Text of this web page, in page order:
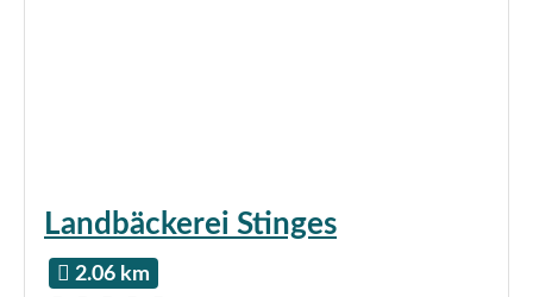
Landbäckerei Stinges
2.06 km